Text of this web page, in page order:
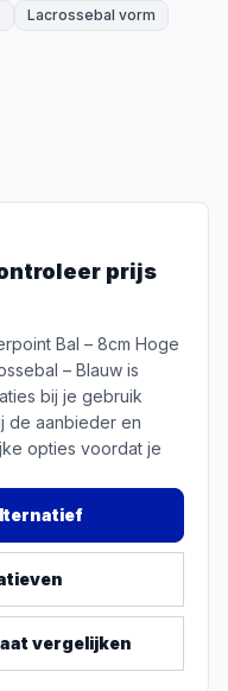
Lacrossebal vorm
prijs
Bal – 8cm Hoge
– Blauw is
bij je gebruik
de aanbieder en
opties voordat je
vergelijken